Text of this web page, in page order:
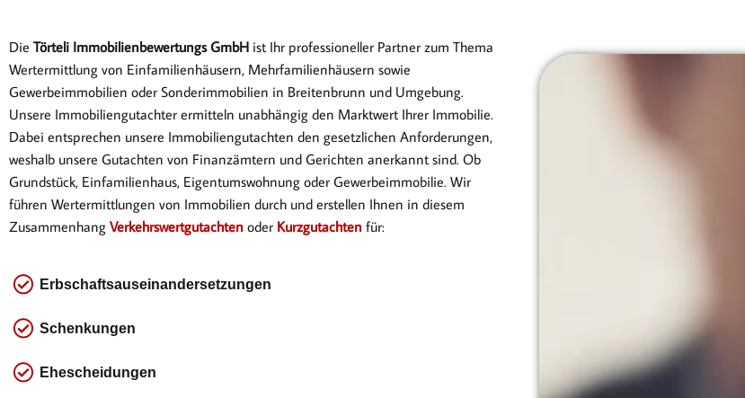
Die Törteli Immobilienbewertungs GmbH ist Ihr professioneller Partner zum Thema
Wertermittlung von Einfamilienhäusern, Mehrfamilienhäusern sowie
Gewerbeimmobilien oder Sonderimmobilien in Breitenbrunn und Umgebung.
Unsere Immobiliengutachter ermitteln unabhängig den Marktwert Ihrer Immobilie.
Dabei entsprechen unsere Immobiliengutachten den gesetzlichen Anforderungen,
weshalb unsere Gutachten von Finanzämtern und Gerichten anerkannt sind. Ob
Grundstück, Einfamilienhaus, Eigentumswohnung oder Gewerbeimmobilie. Wir
führen Wertermittlungen von Immobilien durch und erstellen Ihnen in diesem
Zusammenhang Verkehrswertgutachten oder Kurzgutachten für:
Erbschaftsauseinandersetzungen
Schenkungen
Ehescheidungen